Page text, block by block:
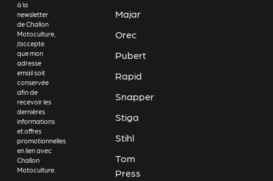
à la
newsletter
de Challon
Motoculture,
j’accepte
que mon
adresse
email soit
conservée
afin de
recevoir les
dernières
informations
et offres
promotionnelles
en lien avec
Challon
Motoculture.
Majar
Orec
Pubert
Rapid
Snapper
Stiga
Stihl
Tom
Press